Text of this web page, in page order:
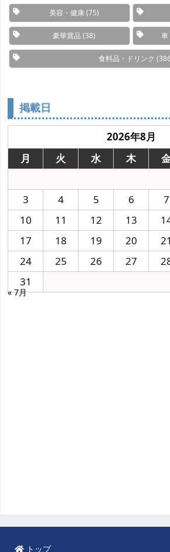
美容・健康(75)
豪華賞品 (38) 車
食料品・ドリンク
掲載日
2026年8月
月
火 水 木
3
4 5 6 7
10
11 12 13
17
18 19 20 21
24
25 26 27
31
« 7月
トップ